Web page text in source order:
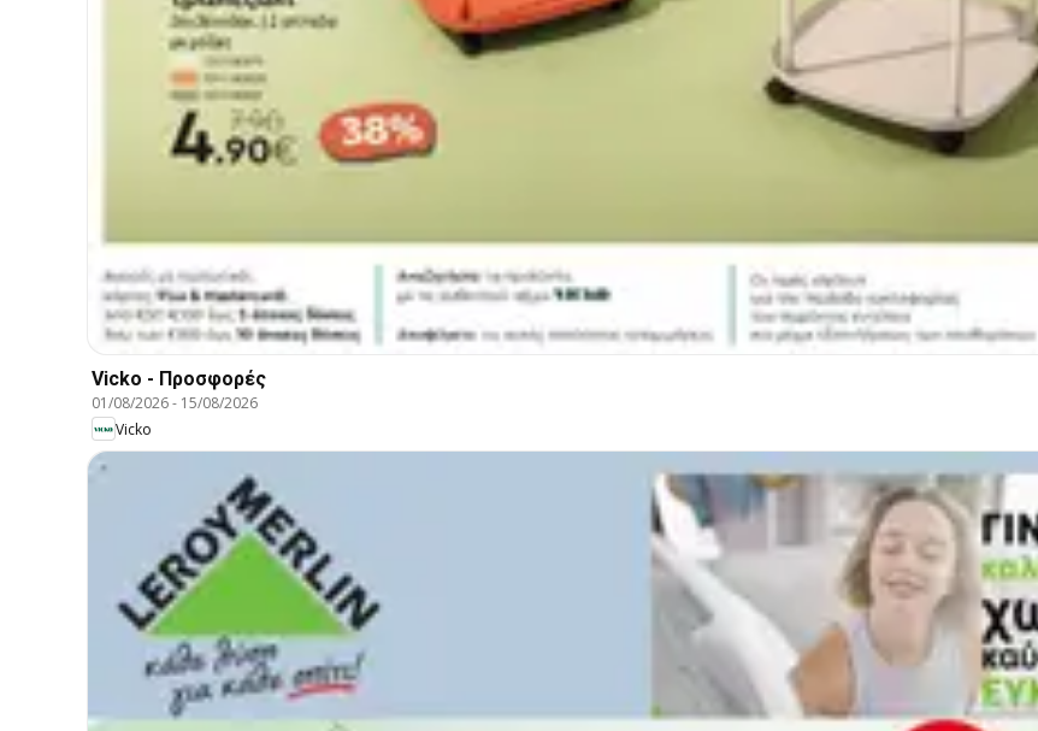
Vicko - Προσφορές
01/08/2026- 15/08/2026
Vicko